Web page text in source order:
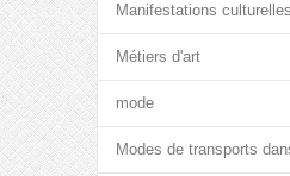
Manifestations
Métiers d'art
mode
Modes de transports